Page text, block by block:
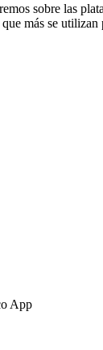
sobre las
más se utilizan
App